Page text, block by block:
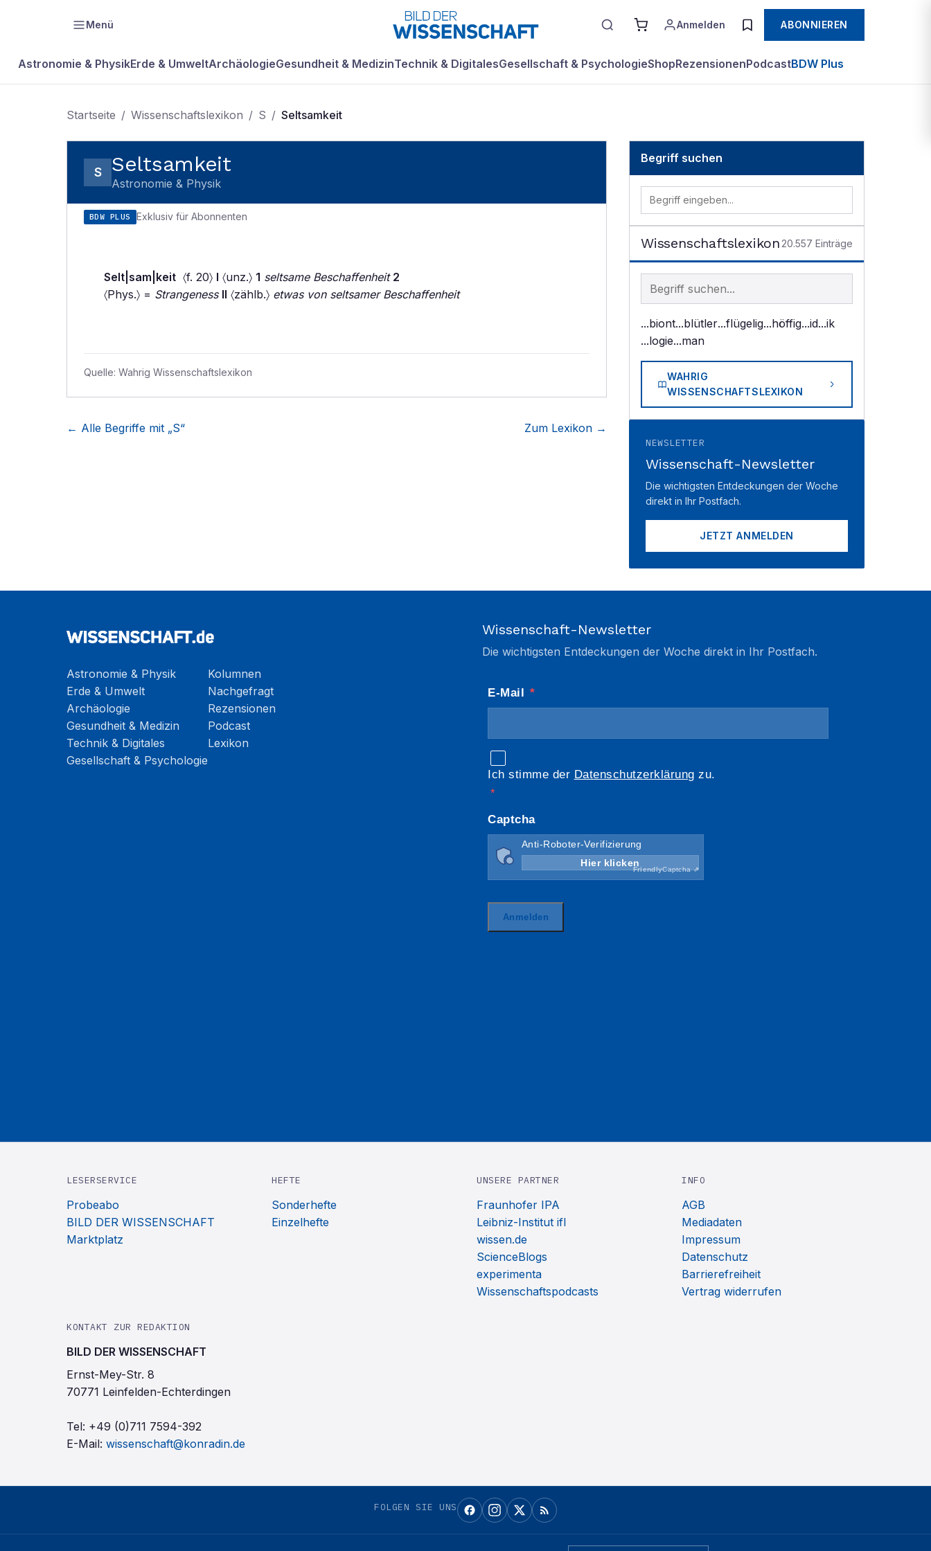
Menü Anmelden ABONNIEREN
Astronomie & PhysikErde & UmweltArchäologieGesundheit & MedizinTechnik & DigitalesGesellschaft & PsychologieShopRezensionenPodcastBDW Plus
Startseite / Wissenschaftslexikon / S / Seltsamkeit
S Seltsamkeit
Astronomie & Physik
BDW PLUS Exklusiv für Abonnenten
Selt|sam|keit 〈f. 20〉 I 〈unz.〉 1 seltsame Beschaffenheit 2
〈Phys.〉 = Strangeness II 〈zählb.〉 etwas von seltsamer Beschaffenheit
Quelle: Wahrig Wissenschaftslexikon
← Alle Begriffe mit „S“ Zum Lexikon →
Begriff suchen
Wissenschaftslexikon 20.557 Einträge
Begriff im Lexikon suchen
...biont...blütler...flügelig...höffig...id...ik
...logie...man
WAHRIG
WISSENSCHAFTSLEXIKON
NEWSLETTER
Wissenschaft-Newsletter
Die wichtigsten Entdeckungen der Woche
direkt in Ihr Postfach.
JETZT ANMELDEN
Astronomie & Physik
Erde & Umwelt
Archäologie
Gesundheit & Medizin
Technik & Digitales
Gesellschaft & Psychologie
Kolumnen
Nachgefragt
Rezensionen
Podcast
Lexikon
Wissenschaft-Newsletter
Die wichtigsten Entdeckungen der Woche direkt in Ihr Postfach.
LESERSERVICE
Probeabo
BILD DER WISSENSCHAFT
Marktplatz
HEFTE
Sonderhefte
Einzelhefte
UNSERE PARTNER
Fraunhofer IPA
Leibniz-Institut ifl
wissen.de
ScienceBlogs
experimenta
Wissenschaftspodcasts
INFO
AGB
Mediadaten
Impressum
Datenschutz
Barrierefreiheit
Vertrag widerrufen
KONTAKT ZUR REDAKTION
BILD DER WISSENSCHAFT
Ernst-Mey-Str. 8
70771 Leinfelden-Echterdingen
Tel: +49 (0)711 7594-392
E-Mail: wissenschaft@konradin.de
FOLGEN SIE UNS